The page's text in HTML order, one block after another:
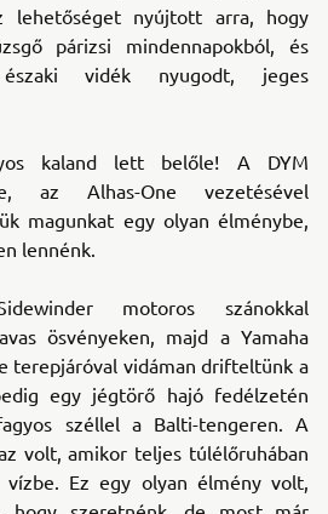
lehetőséget nyújtott arra, hogy
párizsi mindennapokból, és
vidék nyugodt, jeges
kaland lett belőle! A DYM
az Alhas-One vezetésével
magunkat egy olyan élménybe,
lennénk.
motoros szánokkal
ösvényeken, majd a Yamaha
terepjáróval vidáman drifteltünk a
egy jégtörő hajó fedélzetén
széllel a Balti-tengeren. A
volt, amikor teljes túlélőruhában
Ez egy olyan élmény volt,